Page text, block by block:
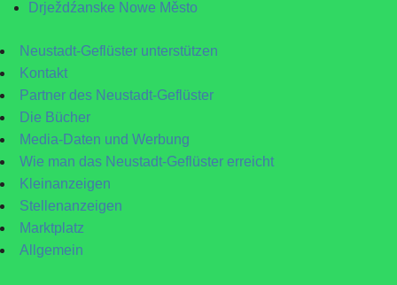
Drježdźanske Nowe Město
Neustadt-Geflüster unterstützen
Kontakt
Partner des Neustadt-Geflüster
Die Bücher
Media-Daten und Werbung
Wie man das Neustadt-Geflüster erreicht
Kleinanzeigen
Stellenanzeigen
Marktplatz
Allgemein